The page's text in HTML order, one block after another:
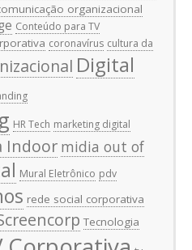
organizacional
Conteúdo para TV
coronavírus cultura da
Digital
HR Tech marketing digital
Indoor midia out of
Mural Eletrônico pdv
rede social corporativa
Tecnologia